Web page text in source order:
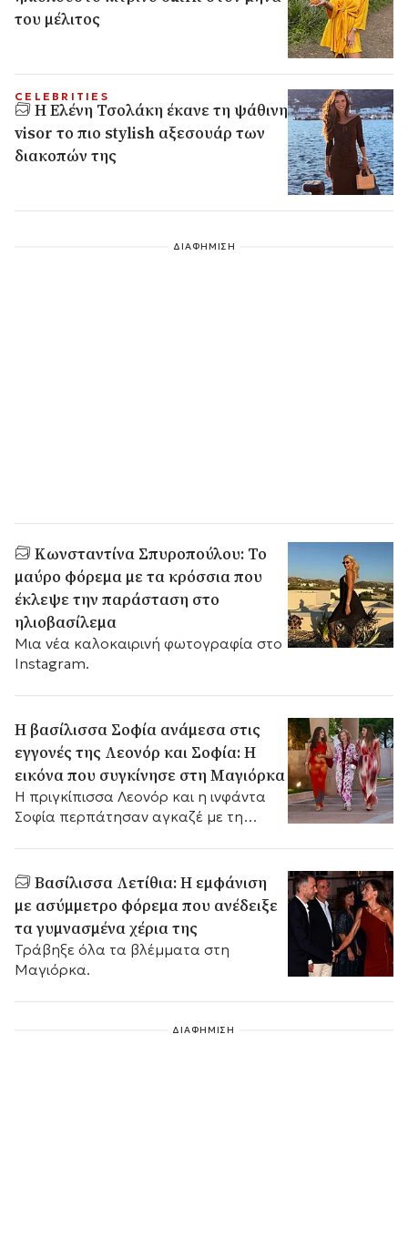
του μέλιτος
CELEBRITIES
Η Ελένη Τσολάκη έκανε τη ψάθινη
visor το πιο stylish αξεσουάρ των
διακοπών της
ΔΙΑΦΗΜΙΣΗ
Κωνσταντίνα Σπυροπούλου: Το
μαύρο φόρεμα με τα κρόσσια που
έκλεψε την παράσταση στο
ηλιοβασίλεμα
Μια νέα καλοκαιρινή φωτογραφία στο
Instagram.
Η βασίλισσα Σοφία ανάμεσα στις
εγγονές της Λεονόρ και Σοφία: Η
εικόνα που συγκίνησε στη Μαγιόρκα
Η πριγκίπισσα Λεονόρ και η ινφάντα
Σοφία περπάτησαν αγκαζέ με τη
οικογενειακές στιγμές του ισπανικού
καλοκαιριού.
Βασίλισσα Λετίθια: Η εμφάνιση
με ασύμμετρο φόρεμα που ανέδειξε
τα γυμνασμένα χέρια της
Τράβηξε όλα τα βλέμματα στη
Μαγιόρκα.
ΔΙΑΦΗΜΙΣΗ